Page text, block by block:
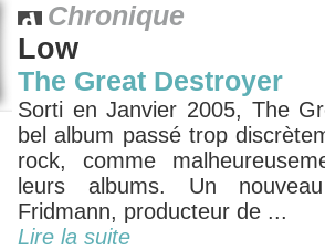
Chronique
Low
The Great Destroyer
Sorti en Janvier 2005, The
bel album passé trop
rock, comme
leurs albums. Un
Fridmann, producteur de ...
Lire la suite